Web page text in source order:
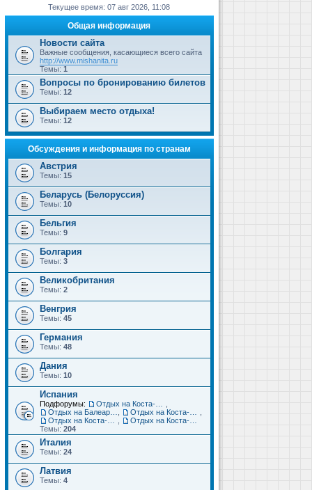
Текущее время: 07 авг 2026, 11:08
Общая информация
Новости сайта
Важные сообщения, касающиеся всего сайта
http://www.mishanita.ru
Темы: 1
Вопросы по бронированию билетов
Темы: 12
Выбираем место отдыха!
Темы: 12
Обсуждения и информация по странам
Австрия
Темы: 15
Беларусь (Белоруссия)
Темы: 10
Бельгия
Темы: 9
Болгария
Темы: 3
Великобритания
Темы: 2
Венгрия
Темы: 45
Германия
Темы: 48
Дания
Темы: 10
Испания
Подфорумы:
Темы: 204
Италия
Темы: 24
Латвия
Темы: 4